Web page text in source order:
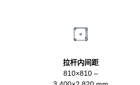
拉杆内间距
810×810 –